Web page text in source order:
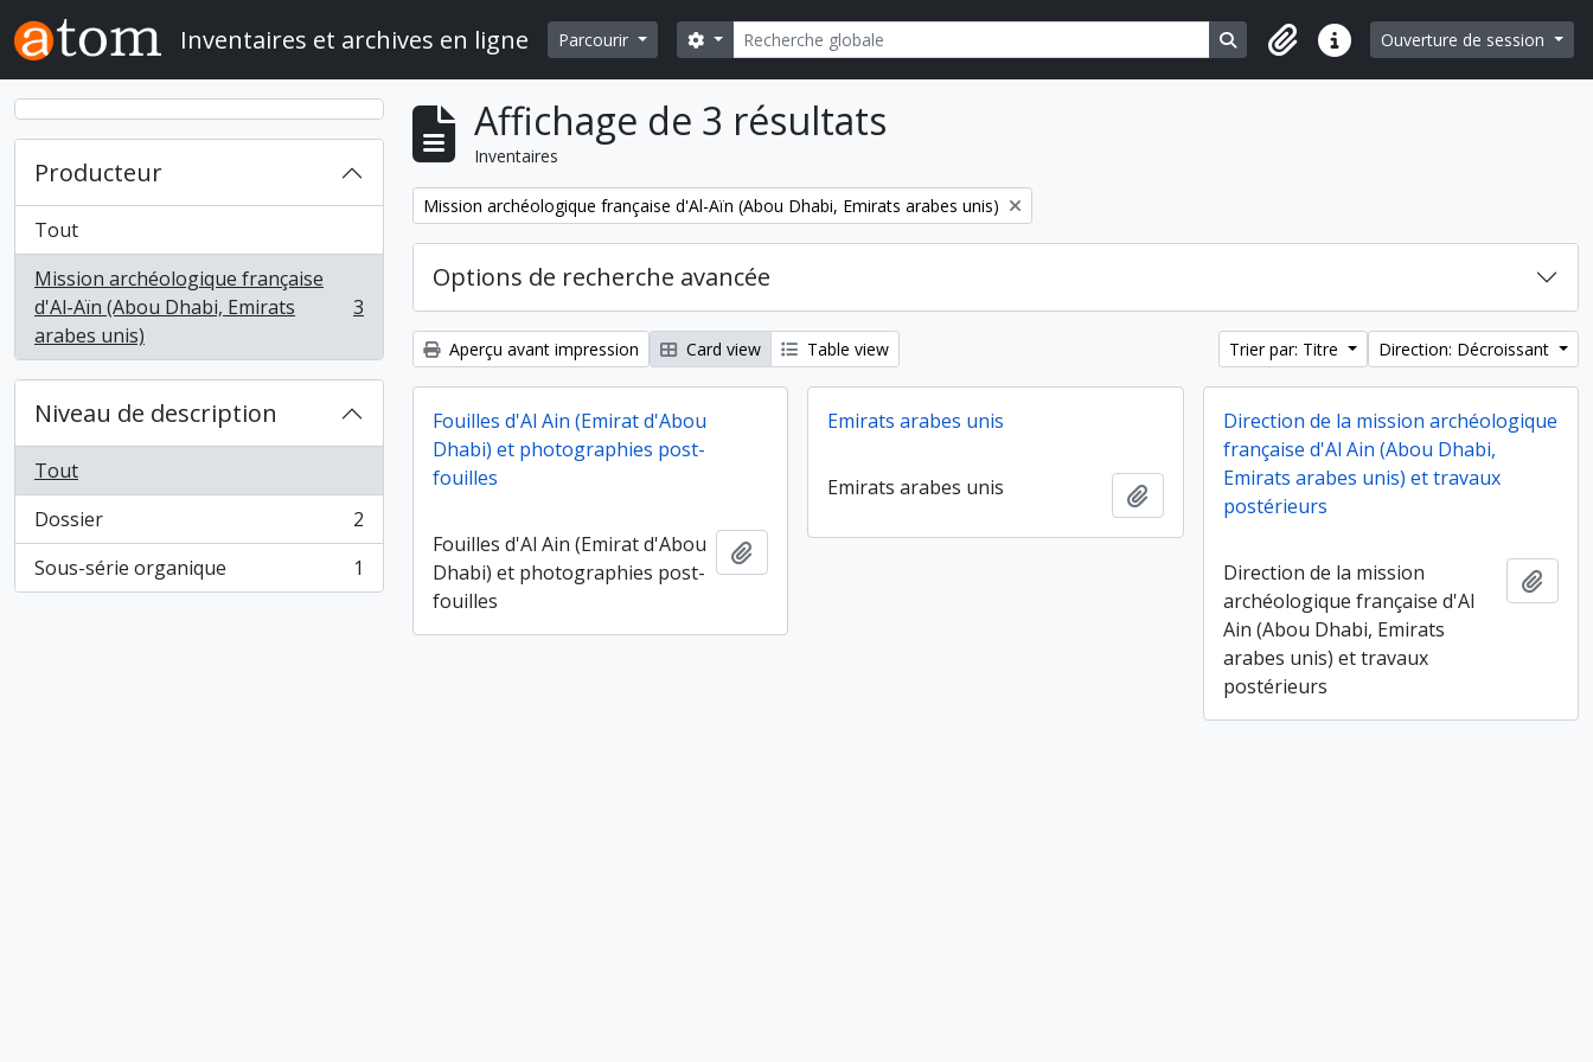
Skip to main content
Inventaires et archives en ligne Parcourir Rechercher
Search options Search in browse page
Liens rapidesOuverture de session
Producteur
Tout
Mission archéologique française
d'Al-Aïn (Abou Dhabi, Emirats
arabes unis)
, 3 résultats 3
Niveau de description
Tout
Dossier
, 2 résultats
2
Sous-série organique
, 1 résultats 1
Affichage de 3 résultats
Inventaires
Remove filter:
Mission archéologique française d'Al-Aïn (Abou Dhabi, Emirats arabes unis)
Options de recherche avancée
Aperçu avant impression Card view Table view Trier par: Titre Direction: Décroissant
Fouilles d'Al Ain (Emirat d'Abou
Dhabi) et photographies post-
fouilles
Fouilles d'Al Ain (Emirat d'Abou
Dhabi) et photographies post-
fouilles
Emirats arabes unis
Emirats arabes unis Ajouter au presse-papier
Direction de la mission archéologique
française d'Al Ain (Abou Dhabi,
Emirats arabes unis) et travaux
postérieurs
Direction de la mission
archéologique française d'Al
Ain (Abou Dhabi, Emirats
arabes unis) et travaux
postérieurs